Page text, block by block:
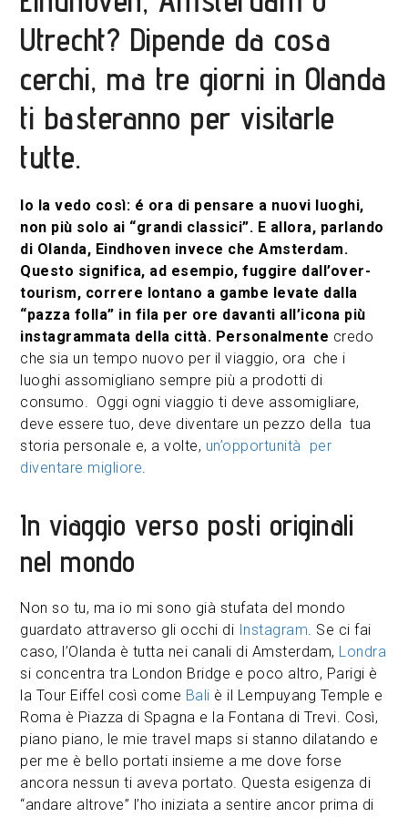
Utrecht? Dipende da cosa
cerchi, ma tre giorni in Olanda
ti basteranno per visitarle
tutte.
Io la vedo così: é ora di pensare a nuovi luoghi,
non più solo ai “grandi classici”. E allora, parlando
di Olanda, Eindhoven invece che Amsterdam.
Questo significa, ad esempio, fuggire dall’over-
tourism, correre lontano a gambe levate dalla
“pazza folla” in fila per ore davanti all’icona più
instagrammata della città. Personalmente credo
che sia un tempo nuovo per il viaggio, ora che i
luoghi assomigliano sempre più a prodotti di
consumo. Oggi ogni viaggio ti deve assomigliare,
deve essere tuo, deve diventare un pezzo della tua
storia personale e, a volte, un’opportunità per
diventare migliore.
In viaggio verso posti originali
nel mondo
Non so tu, ma io mi sono già stufata del mondo
guardato attraverso gli occhi di Instagram. Se ci fai
caso, l’Olanda è tutta nei canali di Amsterdam, Londra
si concentra tra London Bridge e poco altro, Parigi è
la Tour Eiffel così come Bali è il Lempuyang Temple e
Roma è Piazza di Spagna e la Fontana di Trevi. Così,
piano piano, le mie travel maps si stanno dilatando e
per me è bello portati insieme a me dove forse
ancora nessun ti aveva portato. Questa esigenza di
“andare altrove” l’ho iniziata a sentire ancor prima di